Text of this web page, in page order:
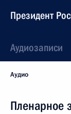
Президент
Аудиозаписи
Аудио
Пленарное